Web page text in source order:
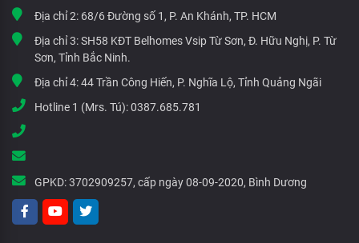
Địa chỉ 2: 68/6 Đường số 1, P. An Khánh, TP. HCM
Địa chỉ 3:SH58 KĐT Belhomes Vsip Từ Sơn, Đ. Hữu Nghị, P. Từ
Sơn, Tỉnh Bắc Ninh.
Địa chỉ 4:44 Trần Công Hiến, P. Nghĩa Lộ, Tỉnh Quảng Ngãi
Hotline 1 (Mrs. Tú):0387.685.781
GPKD:3702909257, cấp ngày 08-09-2020, Bình Dương